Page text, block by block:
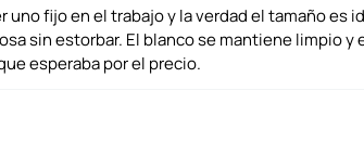
comentario
uno fijo en el trabajo y la verdad el tamaño es
sin estorbar. El blanco se mantiene limpio y
esperaba por el precio.